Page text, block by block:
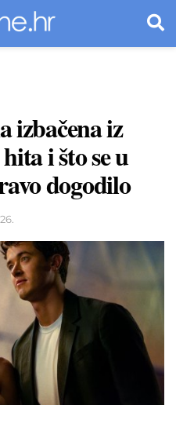
izbačena iz
i što se u
dogodilo